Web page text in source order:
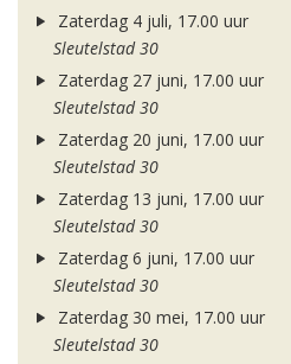
Zaterdag 4 juli, 17.00 uur
Sleutelstad 30
Zaterdag 27 juni, 17.00 uur
Sleutelstad 30
Zaterdag 20 juni, 17.00 uur
Sleutelstad 30
Zaterdag 13 juni, 17.00 uur
Sleutelstad 30
Zaterdag 6 juni, 17.00 uur
Sleutelstad 30
Zaterdag 30 mei, 17.00 uur
Sleutelstad 30